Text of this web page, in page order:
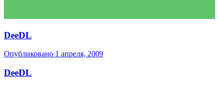
DeeDL
Опубликовано 1 апреля, 2009
DeeDL